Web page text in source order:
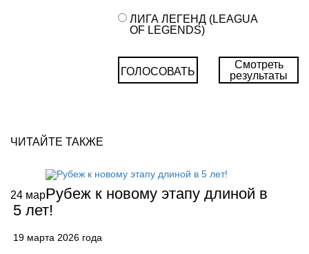
ЛИГА ЛЕГЕНД (LEAGUA
OF LEGENDS)
ГОЛОСОВАТЬ
Смотреть
результаты
ЧИТАЙТЕ ТАКЖЕ
24 марРубеж к новому этапу длиной в
5 лет!
19 марта 2026 года